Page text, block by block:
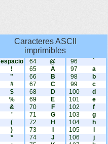
Caracteres ASCII
imprimibles
espacio
!
"
#
$
%
&
'
(
)
*
64
@
65
A
66
B
67
C
68
D
69
E
70
F
71
G
72
H
73
74
J
96
`
97
a
98
b
99
c
100
d
101
e
102
f
103
g
104
h
105
i
106
j